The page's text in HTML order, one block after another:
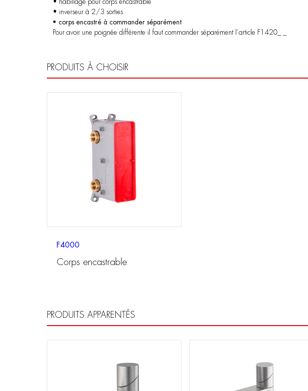
• inverseur à 2/3 sorties
• corps encastré à commander séparément
Pour avoir une poignée différente il faut commander séparément l’article F1420_ _
PRODUITS À CHOISIR
F4000
Corps encastrable
PRODUITS APPARENTÉS